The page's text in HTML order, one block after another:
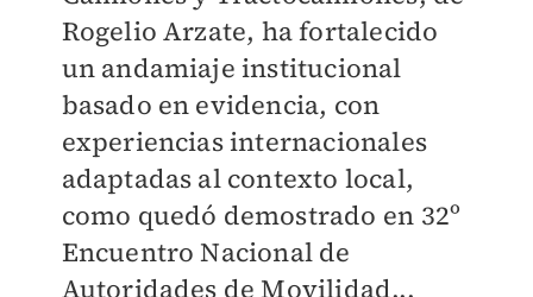
Rogelio Arzate, ha fortalecido
un andamiaje institucional
basado en evidencia, con
experiencias internacionales
adaptadas al contexto local,
como quedó demostrado en 32º
Encuentro Nacional de
Autoridades de Movilidad...